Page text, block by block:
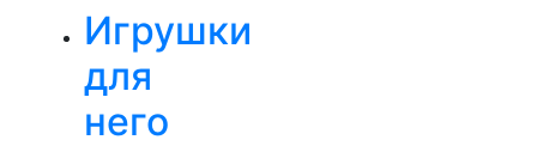
Игрушки
для
него